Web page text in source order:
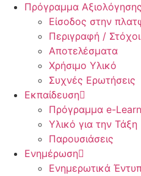
Πρόγραμμα Αξιολόγησης
Είσοδος στην
Περιγραφή / Στόχοι
Αποτελέσματα
Χρήσιμο Υλικό
Συχνές Ερωτήσεις
Εκπαίδευση
Πρόγραμμα e-
Υλικό για την Τάξη
Παρουσιάσεις
Ενημέρωση
Ενημερωτικά